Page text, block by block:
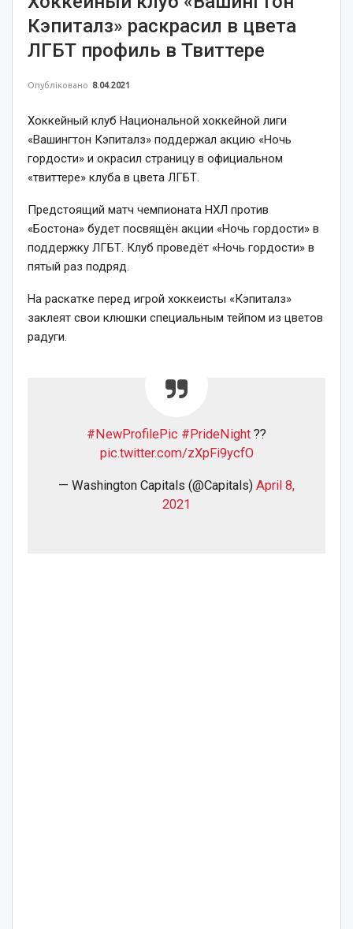
Кэпиталз» раскрасил в цвета
ЛГБТ профиль в Твиттере
Опубліковано 8.04.2021
Хоккейный клуб Национальной хоккейной лиги
«Вашингтон Кэпиталз» поддержал акцию «Ночь
гордости» и окрасил страницу в официальном
«твиттере» клуба в цвета ЛГБТ.
Предстоящий матч чемпионата НХЛ против
«Бостона» будет посвящён акции «Ночь гордости» в
поддержку ЛГБТ. Клуб проведёт «Ночь гордости» в
пятый раз подряд.
На раскатке перед игрой хоккеисты «Кэпиталз»
заклеят свои клюшки специальным тейпом из цветов
радуги.
#NewProfilePic #PrideNight ?️‍?
pic.twitter.com/zXpFi9ycfO
— Washington Capitals (@Capitals) April 8,
2021